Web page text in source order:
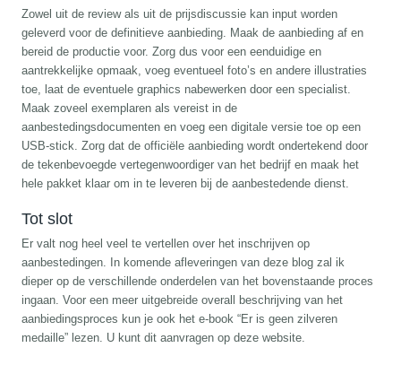
Zowel uit de review als uit de prijsdiscussie kan input worden
geleverd voor de definitieve aanbieding. Maak de aanbieding af en
bereid de productie voor. Zorg dus voor een eenduidige en
aantrekkelijke opmaak, voeg eventueel foto’s en andere illustraties
toe, laat de eventuele graphics nabewerken door een specialist.
Maak zoveel exemplaren als vereist in de
aanbestedingsdocumenten en voeg een digitale versie toe op een
USB-stick. Zorg dat de officiële aanbieding wordt ondertekend door
de tekenbevoegde vertegenwoordiger van het bedrijf en maak het
hele pakket klaar om in te leveren bij de aanbestedende dienst.
Tot slot
Er valt nog heel veel te vertellen over het inschrijven op
aanbestedingen. In komende afleveringen van deze blog zal ik
dieper op de verschillende onderdelen van het bovenstaande proces
ingaan. Voor een meer uitgebreide overall beschrijving van het
aanbiedingsproces kun je ook het e-book “Er is geen zilveren
medaille” lezen. U kunt dit aanvragen op deze website.